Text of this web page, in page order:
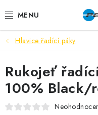
na
NOVINKY
DOPRODEJ
AUTODOPLŇKY
Hlavice řadící páky
Rukojeť
100% Black/